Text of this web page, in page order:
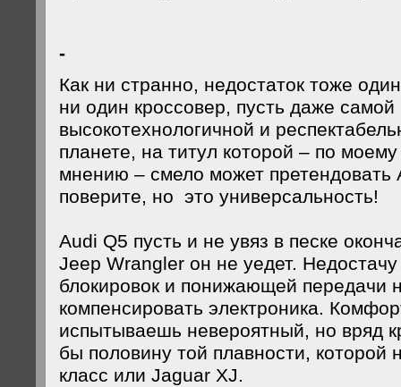
-
Как ни странно, недостаток тоже
ни один кроссовер, пусть даже самой
высокотехнологичной и
планете, на титул которой – по
мнению – смело может претендовать
поверите, но это универсальность!
Audi Q5 пусть и не увяз в песке
Jeep Wrangler он не уедет.
блокировок и понижающей передачи
компенсировать электроника.
испытываешь невероятный, но вряд
бы половину той плавности, которой
класс или Jaguar XJ.